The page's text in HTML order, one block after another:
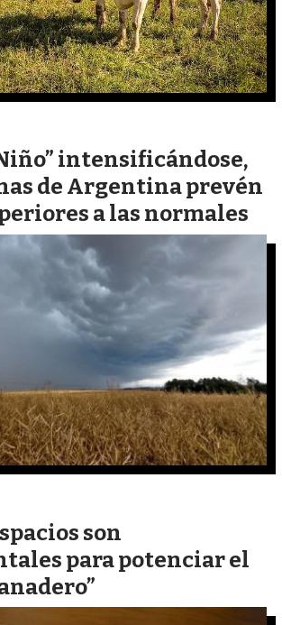
intensificándose,
de Argentina prevén
a las normales
son
para potenciar el